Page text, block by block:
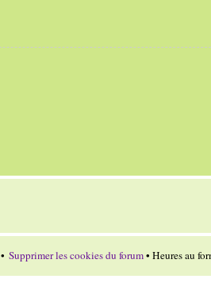
• Supprimer les cookies du forum• Heures au